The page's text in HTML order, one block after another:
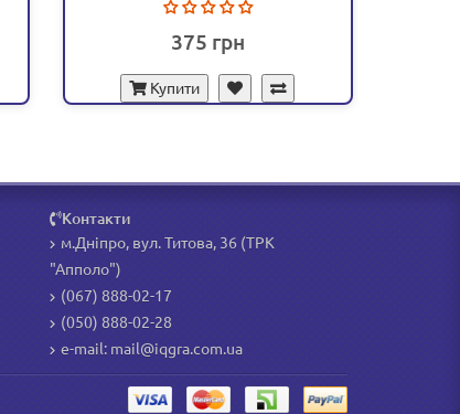
375
Купити
Контакти
м.Дніпро, вул. Титова, 36 (ТРК
"Апполо")
(067) 888-02-17
(050) 888-02-28
e-mail:mail@iqgra.com.ua